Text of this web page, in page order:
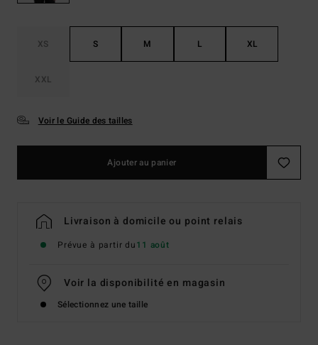
XS S M L XL
XXL
Voir le Guide des tailles
Ajouter au panier
Livraison à domicile ou point relais
Prévue à partir du11 août
Voir la disponibilité en magasin
Sélectionnez une taille